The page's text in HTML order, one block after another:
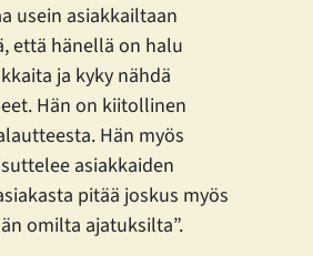
usein asiakkailtaan
että hänellä on halu
ja kyky nähdä
Hän on kiitollinen
Hän myös
asiakkaiden
pitää joskus myös
omilta ajatuksilta”.